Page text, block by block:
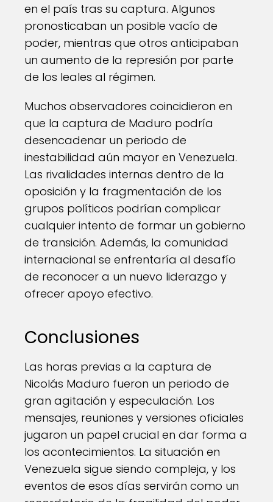
en el país tras su captura. Algunos
pronosticaban un posible vacío de
poder, mientras que otros anticipaban
un aumento de la represión por parte
de los leales al régimen.
Muchos observadores coincidieron en
que la captura de Maduro podría
desencadenar un periodo de
inestabilidad aún mayor en Venezuela.
Las rivalidades internas dentro de la
oposición y la fragmentación de los
grupos políticos podrían complicar
cualquier intento de formar un gobierno
de transición. Además, la comunidad
internacional se enfrentaría al desafío
de reconocer a un nuevo liderazgo y
ofrecer apoyo efectivo.
Conclusiones
Las horas previas a la captura de
Nicolás Maduro fueron un periodo de
gran agitación y especulación. Los
mensajes, reuniones y versiones oficiales
jugaron un papel crucial en dar forma a
los acontecimientos. La situación en
Venezuela sigue siendo compleja, y los
eventos de esos días servirán como un